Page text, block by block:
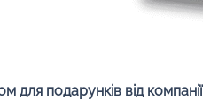
для подарунків від компанії